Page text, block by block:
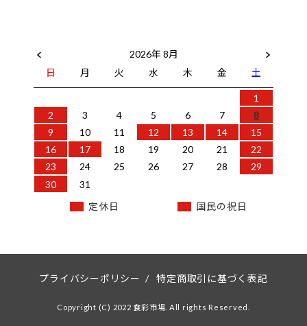
2026年 8月
日
月 火 水 木 金
土
1
2
3 4 5 6 7
8
9
10 11 12 13 14
15
16
17 18 19 20 21
22
23
24 25 26 27 28
29
30
31
定休日
国民の祝日
プライバシーポリシー / 特定商取引に基づく表記
Copyright (C) 2022 食彩市場. All rights Reserved.